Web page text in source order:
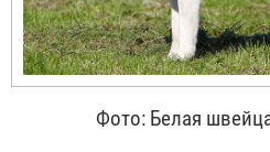
Фото: Белая